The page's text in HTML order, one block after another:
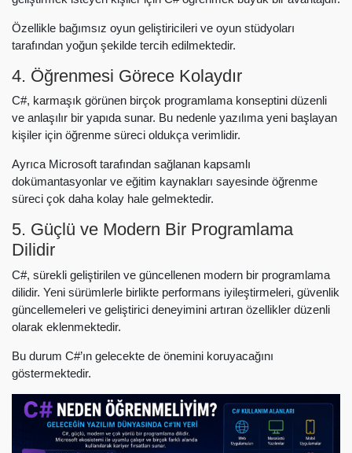
Özellikle bağımsız oyun geliştiricileri ve oyun stüdyoları
tarafından yoğun şekilde tercih edilmektedir.
4. Öğrenmesi Görece Kolaydır
C#, karmaşık görünen birçok programlama konseptini düzenli
ve anlaşılır bir yapıda sunar. Bu nedenle yazılıma yeni başlayan
kişiler için öğrenme süreci oldukça verimlidir.
Ayrıca Microsoft tarafından sağlanan kapsamlı
dokümantasyonlar ve eğitim kaynakları sayesinde öğrenme
süreci çok daha kolay hale gelmektedir.
5. Güçlü ve Modern Bir Programlama
Dilidir
C#, sürekli geliştirilen ve güncellenen modern bir programlama
dilidir. Yeni sürümlerle birlikte performans iyileştirmeleri, güvenlik
güncellemeleri ve geliştirici deneyimini artıran özellikler düzenli
olarak eklenmektedir.
Bu durum C#’ın gelecekte de önemini koruyacağını
göstermektedir.